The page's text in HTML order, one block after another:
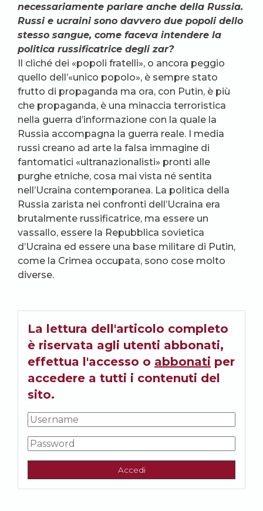
necessariamente parlare anche della Russia.
Russi e ucraini sono davvero due popoli dello
stesso sangue, come faceva intendere la
politica russificatrice degli zar?
Il cliché dei «popoli fratelli», o ancora peggio
quello dell’«unico popolo», è sempre stato
frutto di propaganda ma ora, con Putin, è più
che propaganda, è una minaccia terroristica
nella guerra d’informazione con la quale la
Russia accompagna la guerra reale. I media
russi creano ad arte la falsa immagine di
fantomatici «ultranazionalisti» pronti alle
purghe etniche, cosa mai vista né sentita
nell’Ucraina contemporanea. La politica della
Russia zarista nei confronti dell’Ucraina era
brutalmente russificatrice, ma essere un
vassallo, essere la Repubblica sovietica
d’Ucraina ed essere una base militare di Putin,
come la Crimea occupata, sono cose molto
diverse.
La lettura dell'articolo completo
è riservata agli utenti abbonati,
effettua l'accesso o abbonati per
accedere a tutti i contenuti del
sito.
Accedi